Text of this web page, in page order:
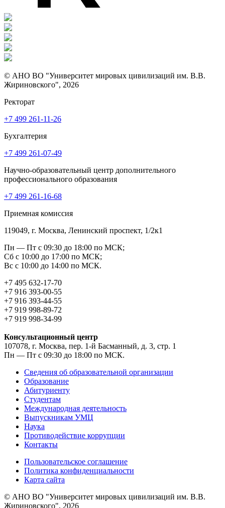
© АНО ВО "Университет мировых цивилизаций им. В.В.
Жириновского", 2026
Ректорат
+7 499 261-11-26
Бухгалтерия
+7 499 261-07-49
Научно-образовательный центр дополнительного
профессионального образования
+7 499 261-16-68
Приемная комиссия
119049, г. Москва, Ленинский проспект, 1/2к1
Пн — Пт с 09:30 до 18:00 по МСК;
Сб с 10:00 до 17:00 по МСК;
Вс с 10:00 до 14:00 по МСК.
+7 495 632-17-70
+7 916 393-00-55
+7 916 393-44-55
+7 919 998-89-72
+7 919 998-34-99
Консультационный центр
107078, г. Москва, пер. 1-й Басманный, д. 3, стр. 1
Пн — Пт с 09:30 до 18:00 по МСК.
Сведения об образовательной организации
Образование
Абитуриенту
Студентам
Международная деятельность
Выпускникам УМЦ
Наука
Противодействие коррупции
Контакты
Пользовательское соглашение
Политика конфиденциальности
Карта сайта
© АНО ВО "Университет мировых цивилизаций им. В.В.
Жириновского", 2026